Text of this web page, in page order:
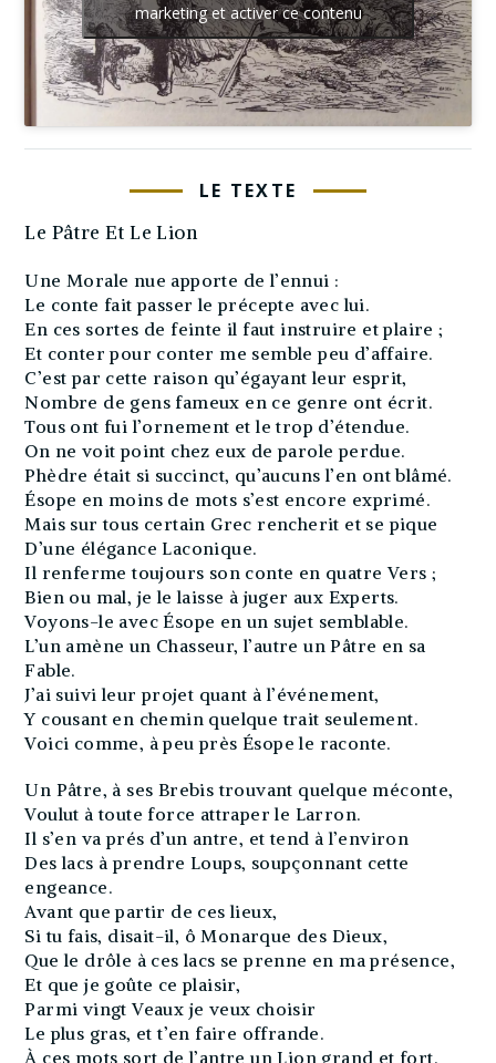
marketing et activer ce contenu
LE TEXTE
Le Pâtre Et Le Lion
Une Morale nue apporte de l’ennui :
Le conte fait passer le précepte avec lui.
En ces sortes de feinte il faut instruire et plaire ;
Et conter pour conter me semble peu d’affaire.
C’est par cette raison qu’égayant leur esprit,
Nombre de gens fameux en ce genre ont écrit.
Tous ont fui l’ornement et le trop d’étendue.
On ne voit point chez eux de parole perdue.
Phèdre était si succinct, qu’aucuns l’en ont blâmé.
Ésope en moins de mots s’est encore exprimé.
Mais sur tous certain Grec rencherit et se pique
D’une élégance Laconique.
Il renferme toujours son conte en quatre Vers ;
Bien ou mal, je le laisse à juger aux Experts.
Voyons-le avec Ésope en un sujet semblable.
L’un amène un Chasseur, l’autre un Pâtre en sa
Fable.
J’ai suivi leur projet quant à l’événement,
Y cousant en chemin quelque trait seulement.
Voici comme, à peu près Ésope le raconte.
Un Pâtre, à ses Brebis trouvant quelque méconte,
Voulut à toute force attraper le Larron.
Il s’en va prés d’un antre, et tend à l’environ
Des lacs à prendre Loups, soupçonnant cette
engeance.
Avant que partir de ces lieux,
Si tu fais, disait-il, ô Monarque des Dieux,
Que le drôle à ces lacs se prenne en ma présence,
Et que je goûte ce plaisir,
Parmi vingt Veaux je veux choisir
Le plus gras, et t’en faire offrande.
À ces mots sort de l’antre un Lion grand et fort.